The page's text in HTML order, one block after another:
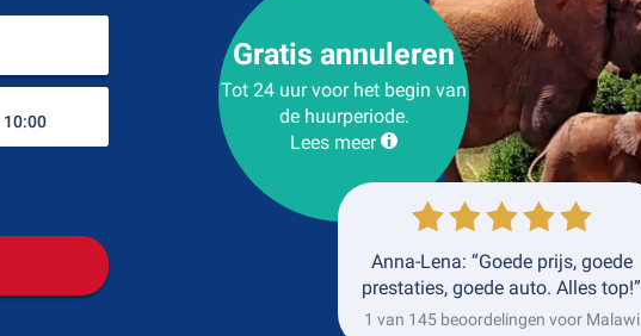
Kies plaats van ophalen
Plaats voor teruggave
Gratis annuleren
Tot 24 uur voor het begin van
de huurperiode.
Lees meer
Anna-Lena: “Goede prijs, goede
prestaties, goede auto. Alles top!”
1 van 145 beoordelingen voor Malawi